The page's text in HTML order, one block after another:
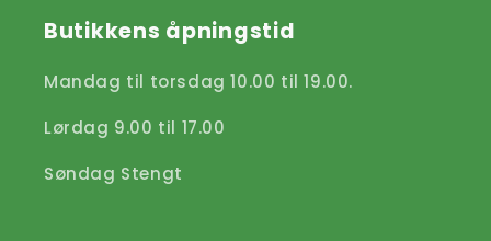
Butikkens åpningstid
Mandag til torsdag 10.00 til 19.00.
Lørdag 9.00 til 17.00
Søndag Stengt